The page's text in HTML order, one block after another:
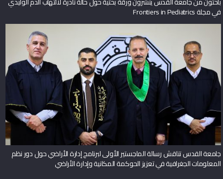
في مجلة Frontiers in Pediatrics
جامعة القدس تناقش رسالة الماجستير الأولى لبرنامج إدارة الأراضي حول دور نظم
المعلومات الجغرافية في تعزيز الحوكمة المكانية وإدارة الأراضي